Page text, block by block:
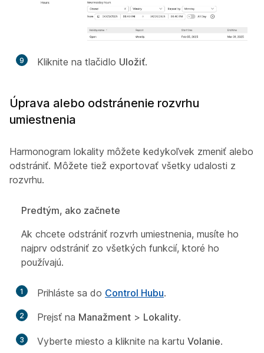
9 Kliknite na tlačidlo Uložiť.
Úprava alebo odstránenie rozvrhu
umiestnenia
Harmonogram lokality môžete kedykoľvek zmeniť alebo
odstrániť. Môžete tiež exportovať všetky udalosti z
rozvrhu.
Predtým, ako začnete
Ak chcete odstrániť rozvrh umiestnenia, musíte ho
najprv odstrániť zo všetkých funkcií, ktoré ho
používajú.
1 Prihláste sa do Control Hubu.
2 Prejsť na Manažment > Lokality.
3 Vyberte miesto a kliknite na kartu Volanie.